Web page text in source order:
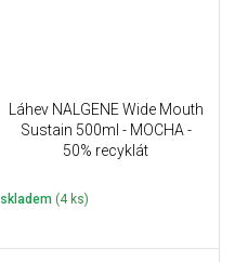
Láhev NALGENE Wide Mouth
Sustain 500ml - MOCHA -
50% recyklát
skladem (4 ks)